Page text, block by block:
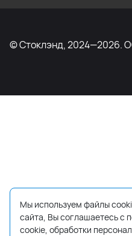
© Стоклэнд, 2024—2026.
Мы используем файлы
сайта, Вы соглашаетесь с
cookie, обработки